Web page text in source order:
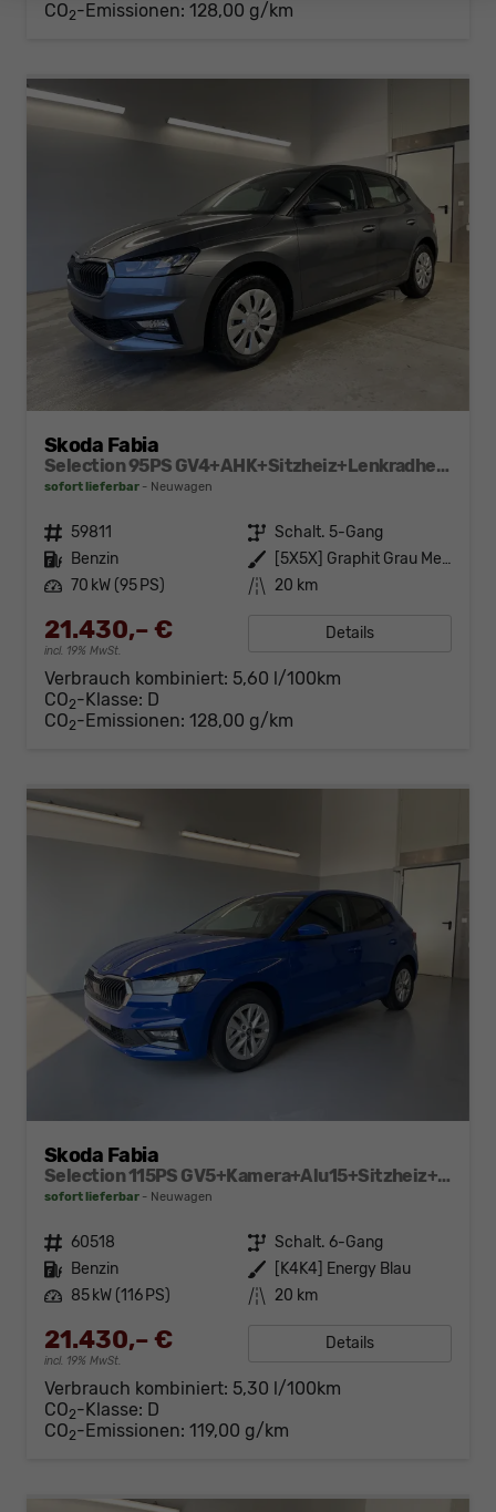
CO2-Emissionen: 128,00 g/km
Skoda Fabia
Selection 95PS GV4+AHK+Sitzheiz+Lenkradheiz+Climatronic+Tempomat+PDC
sofort lieferbar Neuwagen
Fahrzeugnr. 59811 Getriebe Schalt. 5-Gang
Kraftstoff Benzin Außenfarbe
[5X5X] Graphit Grau Metallic
Leistung 70 kW (95 PS) Kilometerstand 20 km
21.430,– €
incl. 19% MwSt.
Details
Verbrauch kombiniert: 5,60 l/100km
CO2-Klasse: D
CO2-Emissionen: 128,00 g/km
Skoda Fabia
Selection 115PS GV5+Kamera+Alu15+Sitzheiz+Sunset+Regensensor+AppConnect+LED
sofort lieferbar Neuwagen
Fahrzeugnr. 60518 Getriebe Schalt. 6-Gang
Kraftstoff Benzin Außenfarbe
[K4K4] Energy Blau
Leistung 85 kW (116 PS) Kilometerstand 20 km
21.430,– €
incl. 19% MwSt.
Details
Verbrauch kombiniert: 5,30 l/100km
CO2-Klasse: D
CO2-Emissionen: 119,00 g/km